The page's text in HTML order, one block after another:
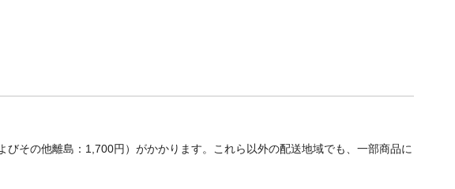
その他離島：1,700円）がかかります。これら以外の配送地域でも、一部商品に